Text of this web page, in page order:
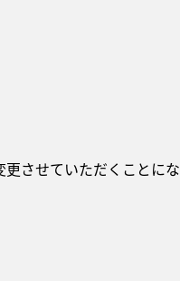
させていただくことにな